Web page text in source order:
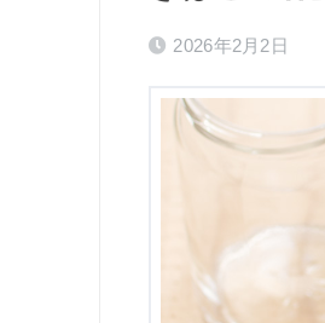
2026年2月2日